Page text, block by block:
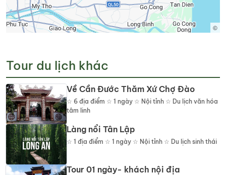
©
Tour du lịch khác
Về Cần Đước Thăm Xứ Chợ Đào
☆ 6 địa điểm ☆ 1 ngày ☆ Nội tỉnh ☆ Du lịch văn hóa
tâm linh
Làng nổi Tân Lập
☆ 1 địa điểm ☆ 1 ngày ☆ Nội tỉnh ☆ Du lịch sinh thái
Tour 01 ngày- khách nội địa